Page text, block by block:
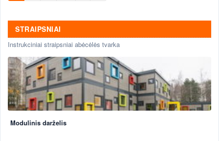
STRAIPSNIAI
Instrukciniai straipsniai abėcėlės tvarka
Modulinis darželis